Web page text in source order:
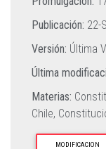
Publicación: 22-
Versión: Última
Última
Materias:
Chile,
MODIFICACION